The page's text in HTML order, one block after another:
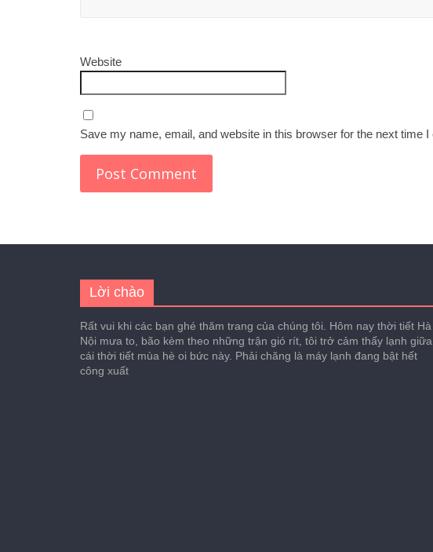
Website
Save my name, email, and website in this browser for the next time I
Lời chào
Rất vui khi các bạn ghé thăm trang của chúng tôi. Hôm nay thời tiết Hà
Nội mưa to, bão kèm theo những trận gió rít, tôi trở cảm thấy lạnh giữa
cái thời tiết mùa hè oi bức này. Phải chăng là máy lạnh đang bật hết
công xuất